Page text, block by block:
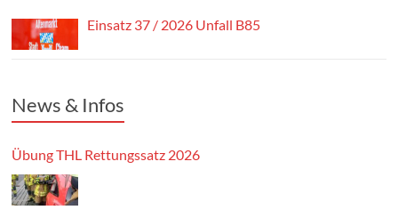
Einsatz 37 / 2026 Unfall B85
News & Infos
Übung THL Rettungssatz 2026